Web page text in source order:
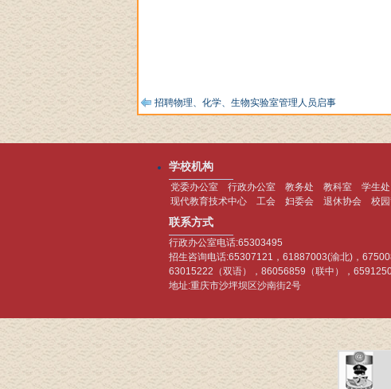
招聘物理、化学、生物实验室管理人员启事
学校机构
党委办公室 行政办公室 教务处 教科室 学生处
现代教育技术中心
工会 妇委会 退休协会 校
联系方式
行政办公室电话:65303495
招生咨询电话:65307121，61887003(渝北)，
63015222（双语），86056859（联中），
地址:重庆市沙坪坝区沙南街2号